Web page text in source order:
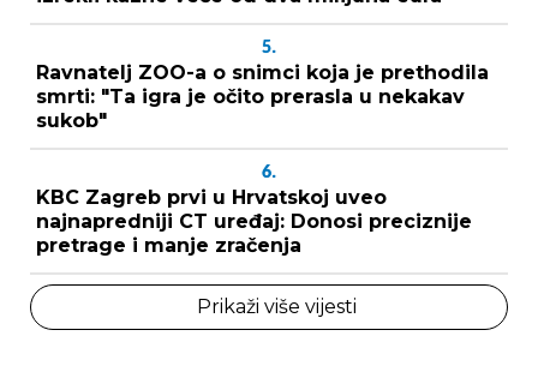
5.
Ravnatelj ZOO-a o snimci koja je prethodila
smrti: "Ta igra je očito prerasla u nekakav
sukob"
6.
KBC Zagreb prvi u Hrvatskoj uveo
najnapredniji CT uređaj: Donosi preciznije
pretrage i manje zračenja
Prikaži više vijesti